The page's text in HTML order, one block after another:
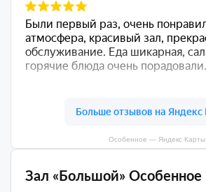
Зал «Большой» Особенное
Особенное — Яндекс Карты